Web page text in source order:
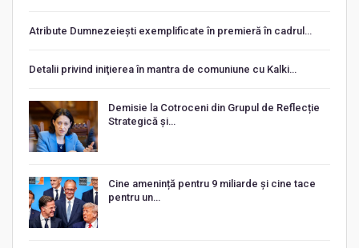
Atribute Dumnezeiești exemplificate în premieră în cadrul…
Detalii privind iniţierea în mantra de comuniune cu Kalki…
Demisie la Cotroceni din Grupul de Reflecție
Strategică și…
Cine amenință pentru 9 miliarde și cine tace
pentru un…